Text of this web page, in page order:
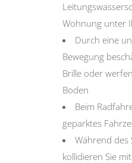
Wohnung unter
Durch eine
Bewegung
Brille oder
Boden
Beim
geparktes
Während des
kollidieren Sie